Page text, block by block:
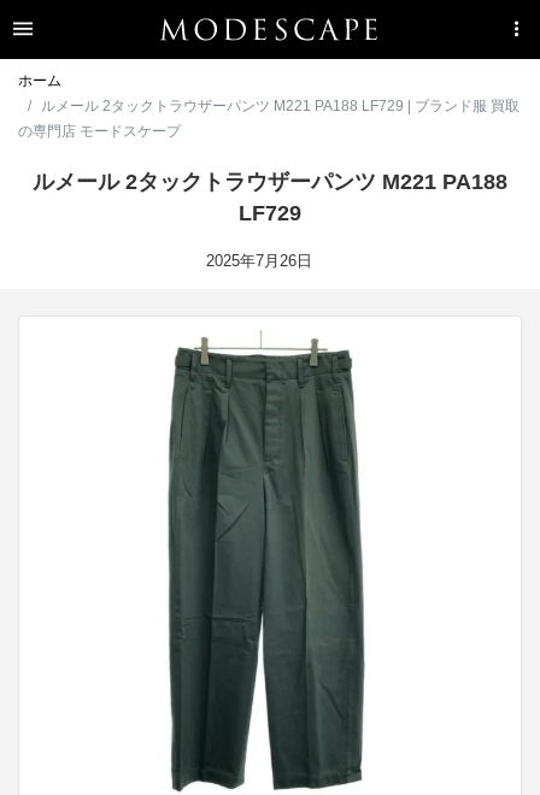
ホーム
ルメール 2タックトラウザーパンツ M221 PA188 LF729 | ブランド服 買取
の専門店 モードスケープ
ルメール 2タックトラウザーパンツ M221 PA188
LF729
2025年7月26日